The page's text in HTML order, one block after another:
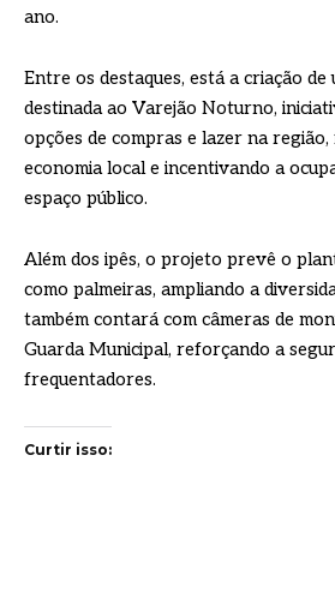
ano.
Entre os destaques, está a criação
destinada ao Varejão Noturno,
opções de compras e lazer na
economia local e incentivando a
espaço público.
Além dos ipês, o projeto prevê o
como palmeiras, ampliando a
também contará com câmeras de
Guarda Municipal, reforçando a
frequentadores.
Curtir isso: